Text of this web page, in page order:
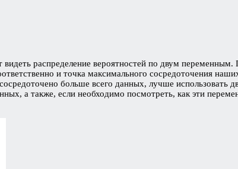
распределение вероятностей по двум
и точка максимального сосредоточения
больше всего данных, лучше использовать
а также, если необходимо посмотреть, как эти